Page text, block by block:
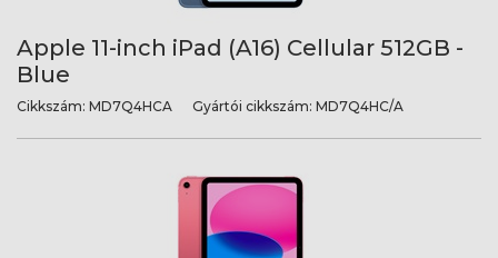
Apple 11-inch iPad (A16) Cellular 512GB -
Blue
Cikkszám: MD7Q4HCA Gyártói cikkszám: MD7Q4HC/A